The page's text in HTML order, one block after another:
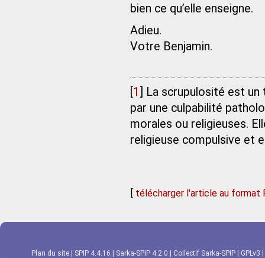
bien ce qu’elle enseigne.
Adieu.
Votre Benjamin.
1
La scrupulosité est
par une culpabilité
morales ou religieuses.
religieuse compulsive et
[ télécharger l'article au format
Plan du site SPIP 4.4.16 Sarka-SPIP 4.2.0 Collectif Sarka-SPIP GPLv3